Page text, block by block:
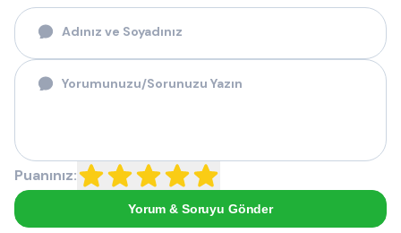
Puanınız:
Yorum & Soruyu Gönder